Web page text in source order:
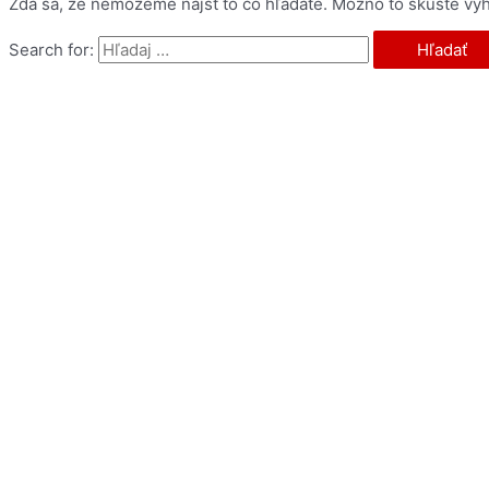
Search for: